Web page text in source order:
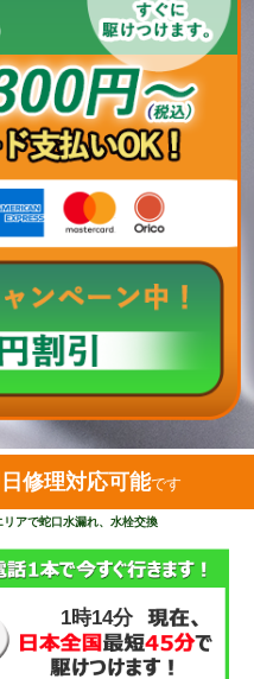
修理対応可能です
アで蛇口水漏れ、水栓交換
1時14分